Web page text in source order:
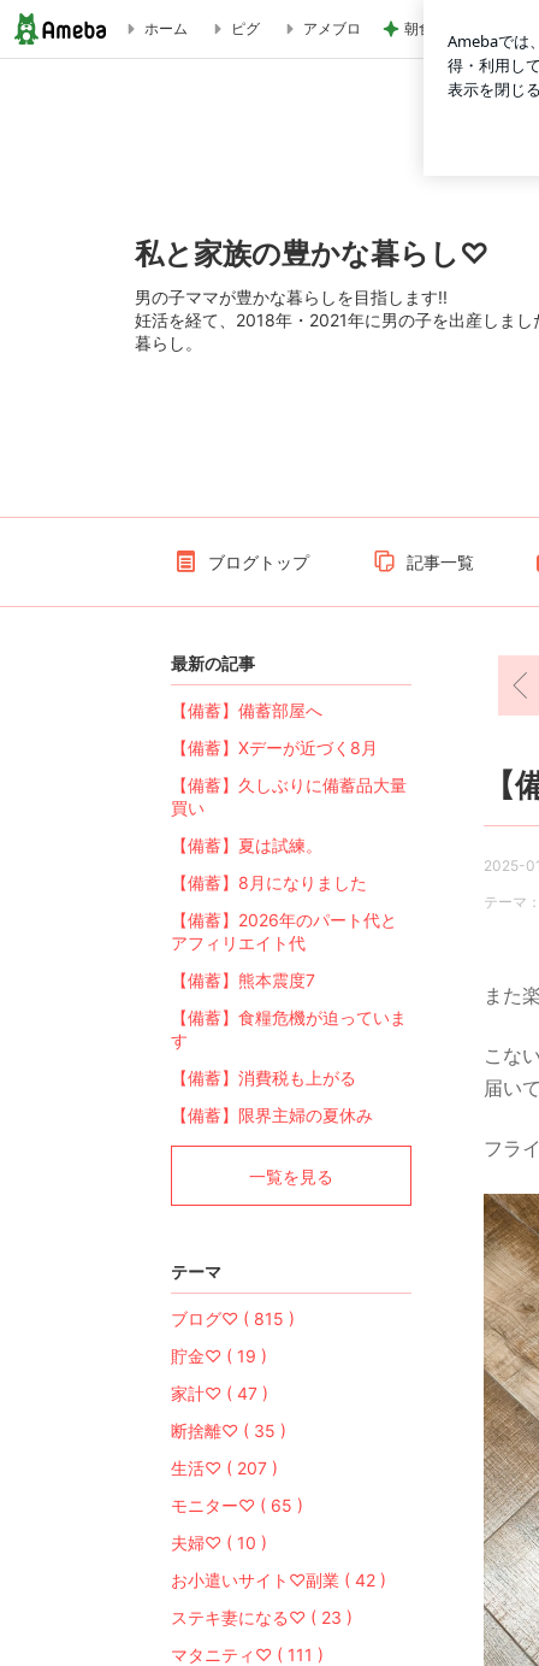
【備蓄】備蓄をやめない専業主婦 | 私と家族の豊かな暮らし♡
ホーム ピグ アメブロ 朝食難民でやっと
私と家族の豊かな暮らし♡
男の子ママが豊かな暮らしを目指します!!
妊活を経て、2018年・2021年に男の子を出産しま
暮らし。
ブログトップ 記事一覧
2025-
テーマ
また
こな
届い
フラ
最新の記事
【備蓄】備蓄部屋へ
【備蓄】Xデーが近づく8月
【備蓄】久しぶりに備蓄品大量
買い
【備蓄】夏は試練。
【備蓄】8月になりました
【備蓄】2026年のパート代と
アフィリエイト代
【備蓄】熊本震度7
【備蓄】食糧危機が迫っていま
す
【備蓄】消費税も上がる
【備蓄】限界主婦の夏休み
一覧を見る
テーマ
ブログ♡ ( 815 )
貯金♡ ( 19 )
家計♡ ( 47 )
断捨離♡ ( 35 )
生活♡ ( 207 )
モニター♡ ( 65 )
夫婦♡ ( 10 )
お小遣いサイト♡副業 ( 42 )
ステキ妻になる♡ ( 23 )
マタニティ♡ ( 111 )